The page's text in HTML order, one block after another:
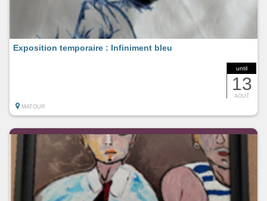
until
13
AOUT
Exposition temporaire : Infiniment bleu
MATOUR